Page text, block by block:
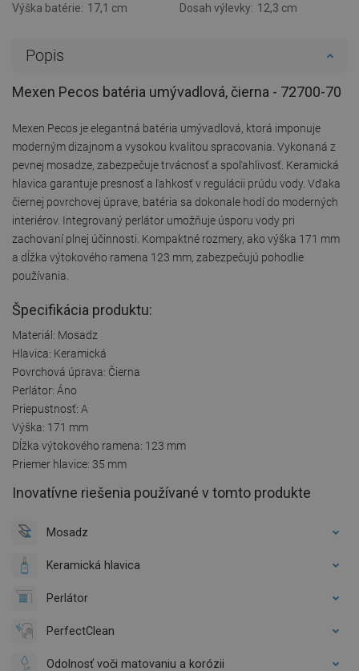
Výška batérie: 17,1 cm Dosah výlevky: 12,3 cm
Popis
Mexen Pecos batéria umývadlová, čierna - 72700-70
Mexen Pecos je elegantná batéria umývadlová, ktorá imponuje
moderným dizajnom a vysokou kvalitou spracovania. Vykonaná z
pevnej mosadze, zabezpečuje trvácnosť a spoľahlivosť. Keramická
hlavica garantuje presnosť a ľahkosť v regulácii prúdu vody. Vďaka
čiernej povrchovej úprave, batéria sa dokonale hodí do moderných
interiérov. Integrovaný perlátor umožňuje úsporu vody pri
zachovaní plnej účinnosti. Kompaktné rozmery, ako výška 171 mm
a dĺžka výtokového ramena 123 mm, zabezpečujú pohodlie
používania.
Špecifikácia produktu:
Materiál: Mosadz
Hlavica: Keramická
Povrchová úprava: Čierna
Perlátor: Áno
Priepustnosť: A
Výška: 171 mm
Dĺžka výtokového ramena: 123 mm
Priemer hlavice: 35 mm
Inovatívne riešenia používané v tomto produkte
Mosadz
Keramická hlavica
Perlátor
PerfectClean
Odolnosť voči matovaniu a korózii